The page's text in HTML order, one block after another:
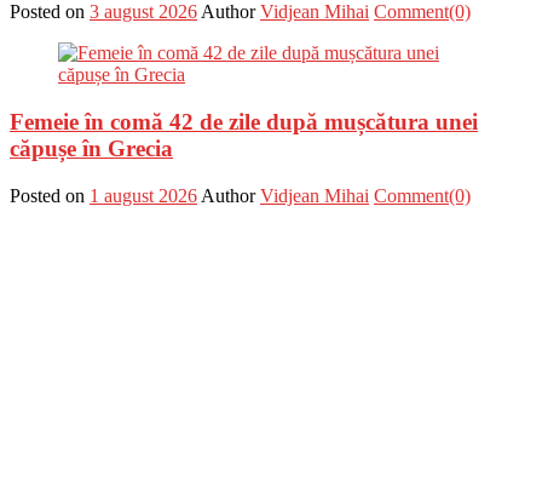
Posted on 3 august 2026 Author Vidjean Mihai Comment(0)
Femeie în comă 42 de zile după mușcătura unei
căpușe în Grecia
Posted on 1 august 2026 Author Vidjean Mihai Comment(0)